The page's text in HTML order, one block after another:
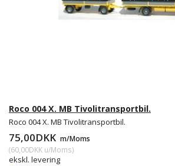
Roco 004 X. MB Tivolitransportbil.
Roco 004 X. MB Tivolitransportbil.
75,00DKK m/Moms
(60,00DKK u/Moms)
ekskl. levering